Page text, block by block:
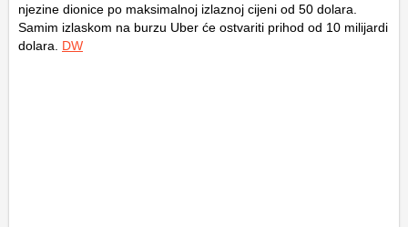
njezine dionice po maksimalnoj izlaznoj cijeni od 50 dolara.
Samim izlaskom na burzu Uber će ostvariti prihod od 10 milijardi
dolara. DW